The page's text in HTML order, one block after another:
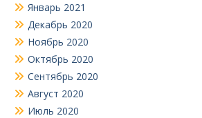
Январь 2021
Декабрь 2020
Ноябрь 2020
Октябрь 2020
Сентябрь 2020
Август 2020
Июль 2020